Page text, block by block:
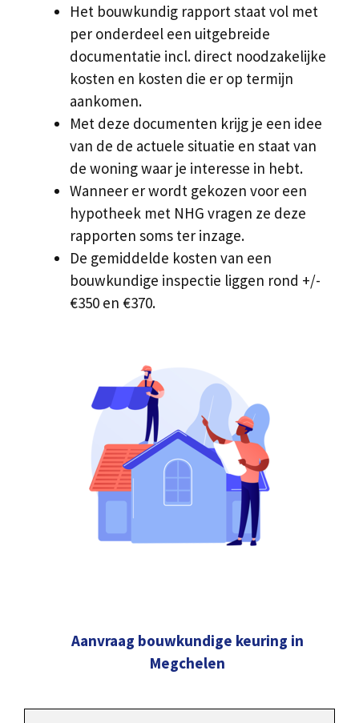
Het bouwkundig rapport staat vol met
per onderdeel een uitgebreide
documentatie incl. direct noodzakelijke
kosten en kosten die er op termijn
aankomen.
Met deze documenten krijg je een idee
van de de actuele situatie en staat van
de woning waar je interesse in hebt.
Wanneer er wordt gekozen voor een
hypotheek met NHG vragen ze deze
rapporten soms ter inzage.
De gemiddelde kosten van een
bouwkundige inspectie liggen rond +/-
€350 en €370.
Aanvraag bouwkundige keuring in
Megchelen